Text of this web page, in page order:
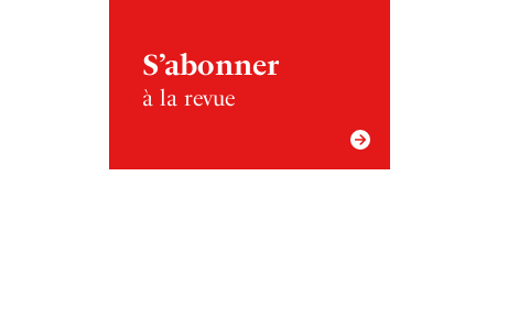
S’abonner
à la revue